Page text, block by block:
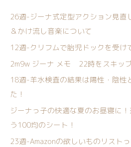
26週-ジーナ式定型アクション見直
＆かけ流し音楽について
12週-クリフムで胎児ドックを受
2m9w ジーナ メモ 22時をスキッ
18週-羊水検査の結果は陽性・陰性
た！
ジーナっ子の快適な夏のお昼寝に
う100均のシート！
23週-Amazonの欲しいものリスト